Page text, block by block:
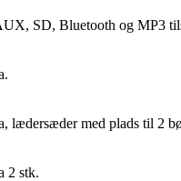
SD, Bluetooth og MP3
lædersæder med plads til 2
2 stk.